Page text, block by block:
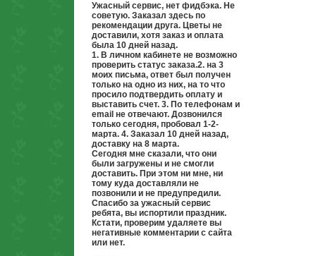
Ужасный сервис, нет фидбэка. Не
советую. Заказал здесь по
рекомендации друга. Цветы не
доставили, хотя заказ и оплата
была 10 дней назад.
1. В личном кабинете не возможно
проверить статус заказа.2. на 3
моих письма, ответ был получен
только на одно из них, на то что
просило подтвердить оплату и
выставить счет. 3. По телефонам и
email не отвечают. Дозвонился
только сегодня, пробовал 1-2-
марта. 4. Заказал 10 дней назад,
доставку на 8 марта.
Сегодня мне сказали, что они
были загружены и не смогли
доставить. При этом ни мне, ни
тому куда доставляли не
позвонили и не предупредили.
Спасибо за ужасный сервис
ребята, вы испортили праздник.
Кстати, проверим удаляете вы
негативные комментарии с сайта
или нет.